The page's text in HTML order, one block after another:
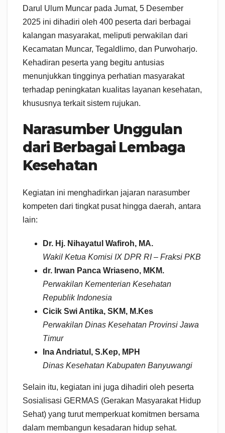
Darul Ulum Muncar pada Jumat, 5 Desember
2025 ini dihadiri oleh 400 peserta dari berbagai
kalangan masyarakat, meliputi perwakilan dari
Kecamatan Muncar, Tegaldlimo, dan Purwoharjo.
Kehadiran peserta yang begitu antusias
menunjukkan tingginya perhatian masyarakat
terhadap peningkatan kualitas layanan kesehatan,
khususnya terkait sistem rujukan.
Narasumber Unggulan
dari Berbagai Lembaga
Kesehatan
Kegiatan ini menghadirkan jajaran narasumber
kompeten dari tingkat pusat hingga daerah, antara
lain:
Dr. Hj. Nihayatul Wafiroh, MA.
Wakil Ketua Komisi IX DPR RI – Fraksi PKB
dr. Irwan Panca Wriaseno, MKM.
Perwakilan Kementerian Kesehatan
Republik Indonesia
Cicik Swi Antika, SKM, M.Kes
Perwakilan Dinas Kesehatan Provinsi Jawa
Timur
Ina Andriatul, S.Kep, MPH
Dinas Kesehatan Kabupaten Banyuwangi
Selain itu, kegiatan ini juga dihadiri oleh peserta
Sosialisasi GERMAS (Gerakan Masyarakat Hidup
Sehat) yang turut memperkuat komitmen bersama
dalam membangun kesadaran hidup sehat.